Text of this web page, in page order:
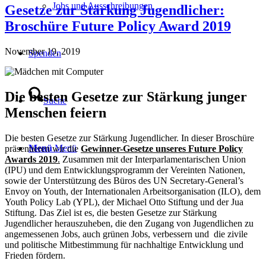
Jobs und Ausschreibungen
Spenden
Suche
Menü Menü
Gesetze zur Stärkung Jugendlicher:
Broschüre Future Policy Award 2019
November 19, 2019
Die besten Gesetze zur Stärkung junger
Menschen feiern
Die besten Gesetze zur Stärkung Jugendlicher. In dieser Broschüre
präsentieren wir die Gewinner-Gesetze unseres Future Policy
Awards 2019. Zusammen mit der Interparlamentarischen Union
(IPU) und dem Entwicklungsprogramm der Vereinten Nationen,
sowie der Unterstützung des Büros des UN Secretary-General’s
Envoy on Youth, der Internationalen Arbeitsorganisation (ILO), dem
Youth Policy Lab (YPL), der Michael Otto Stiftung und der Jua
Stiftung. Das Ziel ist es, die besten Gesetze zur Stärkung
Jugendlicher herauszuheben, die den Zugang von Jugendlichen zu
angemessenen Jobs, auch grünen Jobs, verbessern und die zivile
und politische Mitbestimmung für nachhaltige Entwicklung und
Frieden fördern.